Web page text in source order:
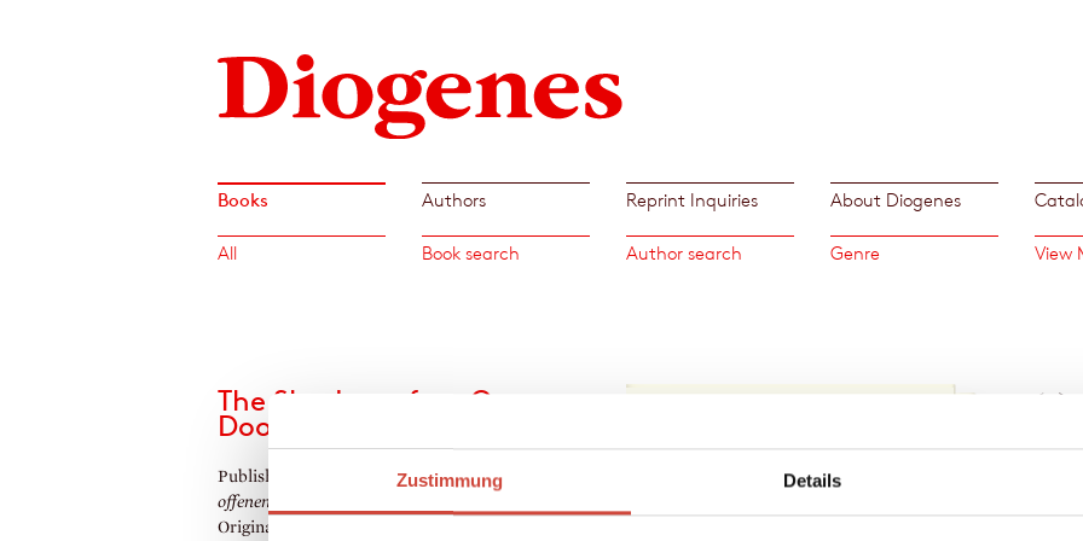
Zustimmung Details
Books Authors Reprint Inquiries About Diogenes
All Book search Author search Genre View
The Shadow of an Open
Door
Published by Diogenes as Der Schatten einer
offenen Tür
Original Title:
< >